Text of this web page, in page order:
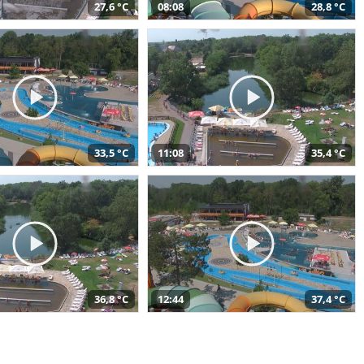
27,6 °C 08:08 28,8 °C
33,5 °C 11:08 35,4 °C
36,8 °C 12:44 37,4 °C